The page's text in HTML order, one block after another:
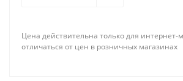
Цена действительна только для
отличаться от цен в розничных магазинах